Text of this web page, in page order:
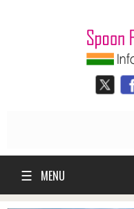
☰ MENU